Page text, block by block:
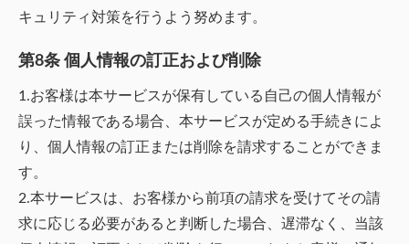
キュリティ対策を行うよう努めます。
第8条 個人情報の訂正および削除
1.お客様は本サービスが保有している自己の個人情報が
誤った情報である場合、本サービスが定める手続きによ
り、個人情報の訂正または削除を請求することができま
す。
2.本サービスは、お客様から前項の請求を受けてその請
求に応じる必要があると判断した場合、遅滞なく、当該